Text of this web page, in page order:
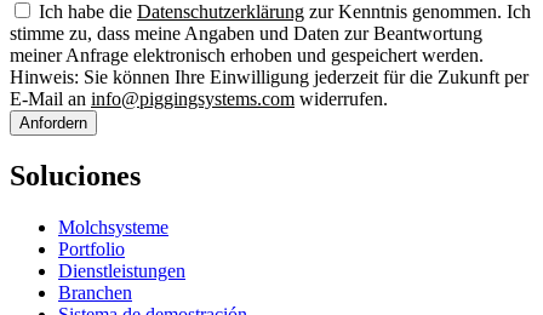
Ich habe die Datenschutzerklärung zur Kenntnis genommen. Ich
stimme zu, dass meine Angaben und Daten zur Beantwortung
meiner Anfrage elektronisch erhoben und gespeichert werden.
Hinweis: Sie können Ihre Einwilligung jederzeit für die Zukunft per
E-Mail an info@piggingsystems.com widerrufen.
Anfordern
Soluciones
Molchsysteme
Portfolio
Dienstleistungen
Branchen